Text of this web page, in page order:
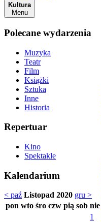
Kultura
Menu
Polecane wydarzenia
Muzyka
Teatr
Film
Książki
Sztuka
Inne
Historia
Repertuar
Kino
Spektakle
Kalendarium
< paź Listopad 2020 gru >
pon wto śro czw pią sob nie
1